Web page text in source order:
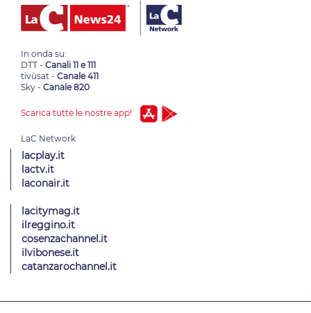
In onda su:
DTT - Canali 11 e 111
tivùsat - Canale 411
Sky - Canale 820
Scarica tutte le nostre app!
lacplay.it
lactv.it
laconair.it
lacitymag.it
ilreggino.it
cosenzachannel.it
ilvibonese.it
catanzarochannel.it